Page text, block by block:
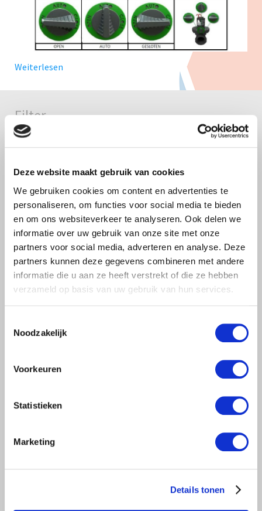
Deze website maakt gebruik van cookies
We gebruiken cookies om content en advertenties te
personaliseren, om functies voor social media te bieden
en om ons websiteverkeer te analyseren. Ook delen we
informatie over uw gebruik van onze site met onze
partners voor social media, adverteren en analyse. Deze
partners kunnen deze gegevens combineren met andere
informatie die u aan ze heeft verstrekt of die ze hebben
verzameld op basis van uw gebruik van hun services.
Noodzakelijk
Voorkeuren
Statistieken
Marketing
Details tonen
Weiterlesen
Filter
Halbautomatischer Filter
Manuelle Filter
Siebfilter
Scheibenfilter
Regelventile & mehr